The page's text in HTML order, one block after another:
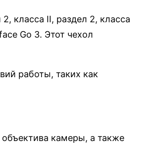
класса II, раздел 2, класса
Go 3. Этот чехол
работы, таких как
камеры, а также